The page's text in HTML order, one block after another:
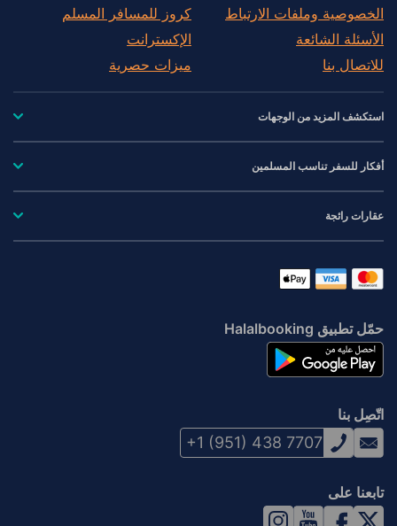
الخصوصية وملفات الارتباط
الأسئلة الشائعة
للاتصال بنا
كروز للمسافر المسلم
الإكسترانت
ميزات حصرية
استكشف المزيد من الوجهات
أفكار للسفر تناسب المسلمين
عقارات رائجة
حمّل تطبيق Halalbooking
اتّصِل بنا
+1 (951) 438 7707
تابعنا على